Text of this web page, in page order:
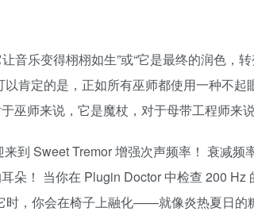
音乐变得栩栩如生”或“它是最终的润色，
肯定的是，正如所有巫师都使用一种不起
师来说，它是魔杖，对于母带工程师来说
到 Sweet Tremor 增强次声频率！ 衰减频
朵！ 当你在 Plugin Doctor 中检查 200 Hz
时，你会在椅子上融化——就像炎热夏日的